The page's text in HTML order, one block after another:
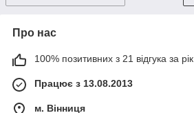
Про нас
100% позитивних з 21 відгука за рік
Працює з 13.08.2013
м. Вінниця